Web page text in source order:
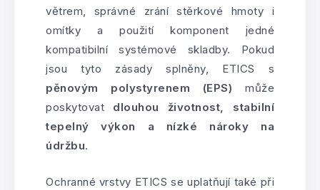
větrem, správné zrání stěrkové hmoty i
omítky a použití komponent jedné
kompatibilní systémové skladby. Pokud
jsou tyto zásady splněny, ETICS s
pěnovým polystyrenem (EPS) může
poskytovat dlouhou životnost, stabilní
tepelný výkon a nízké nároky na
údržbu.
Ochranné vrstvy ETICS se uplatňují také při